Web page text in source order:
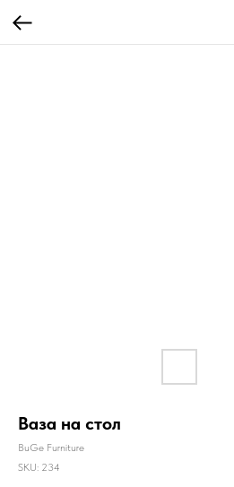
Ваза на стол
BuGe Furniture
SKU: 234